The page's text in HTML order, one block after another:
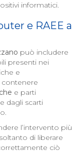
informatici.
e RAEE a
può includere
presenti nei
e
e parti
dagli scarti
l’intervento più
di liberare
ciò